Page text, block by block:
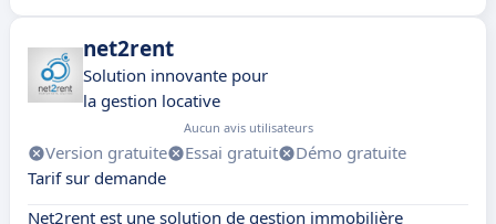
net2rent
Solution innovante pour
la gestion locative
Aucun avis utilisateurs
Version gratuite Essai gratuit
Démo gratuite
Tarif sur demande
Net2rent est une solution de gestion immobilière